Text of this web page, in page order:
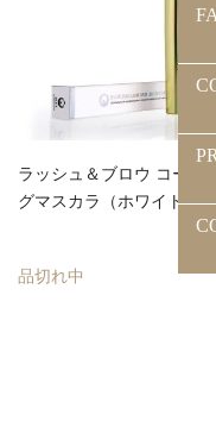
ラッシュ＆ブロウ コーテ
グマスカラ（ホワイト）
品切れ中